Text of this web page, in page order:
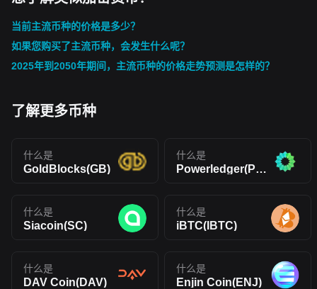
当前主流币种的价格是多少？
如果您购买了主流币种，会发生什么呢？
2025年到2050年期间，主流币种的价格走势预测是怎样的？
了解更多币种
什么是
GoldBlocks(GB)
什么是
Powerledger(POWR)
什么是
Siacoin(SC)
什么是
iBTC(IBTC)
什么是
DAV Coin(DAV)
什么是
Enjin Coin(ENJ)